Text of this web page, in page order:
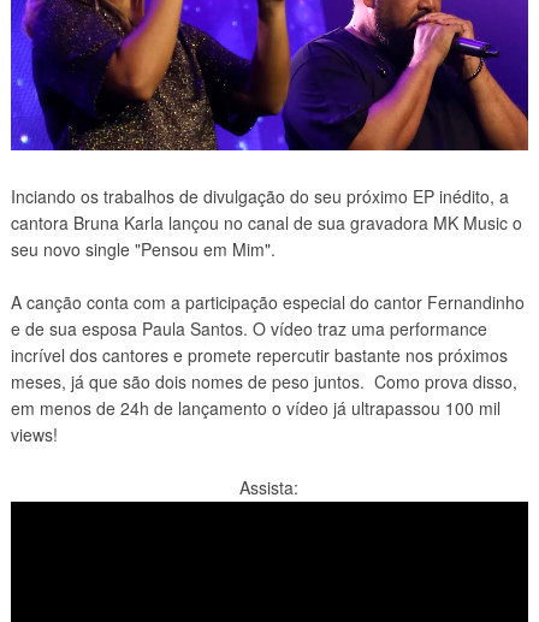
Inciando os trabalhos de divulgação do seu próximo EP inédito, a
cantora Bruna Karla lançou no canal de sua gravadora MK Music o
seu novo single "Pensou em Mim".
A canção conta com a participação especial do cantor Fernandinho
e de sua esposa Paula Santos. O vídeo traz uma performance
incrível dos cantores e promete repercutir bastante nos próximos
meses, já que são dois nomes de peso juntos. Como prova disso,
em menos de 24h de lançamento o vídeo já ultrapassou 100 mil
views!
Assista: